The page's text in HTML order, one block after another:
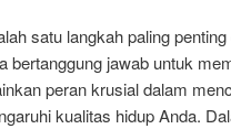
satu langkah paling
bertanggung jawab untuk
peran krusial dalam
kualitas hidup Anda.